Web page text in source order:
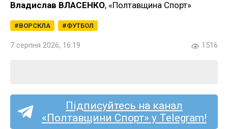
Владислав ВЛАСЕНКО, «Полтавщина Спорт»
ВОРСКЛА ФУТБОЛ
7 серпня 2026, 16:19 1516
Підписуйтесь на канал
«Полтавщини Спорт» у Telegram!